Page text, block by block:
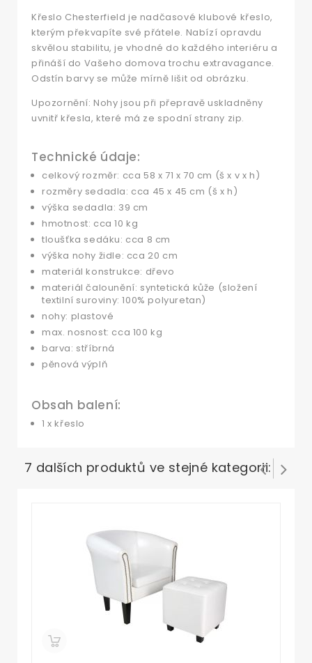
Křeslo Chesterfield je nadčasové klubové křeslo,
kterým překvapíte své přátele. Nabízí opravdu
skvělou stabilitu, je vhodné do každého interiéru a
přináší do Vašeho domova trochu extravagance.
Odstín barvy se může mírně lišit od obrázku.
Upozornění: Nohy jsou při přepravě uskladněny
uvnitř křesla, které má ze spodní strany zip.
Technické údaje:
celkový rozměr: cca 58 x 71 x 70 cm (š x v x h)
rozměry sedadla: cca 45 x 45 cm (š x h)
výška sedadla: 39 cm
hmotnost: cca 10 kg
tloušťka sedáku: cca 8 cm
výška nohy židle: cca 20 cm
materiál konstrukce: dřevo
materiál čalounění: syntetická kůže (složení
textilní suroviny: 100% polyuretan)
nohy: plastové
max. nosnost: cca 100 kg
barva: stříbrná
pěnová výplň
Obsah balení:
1 x křeslo
7 dalších produktů ve stejné kategorii: